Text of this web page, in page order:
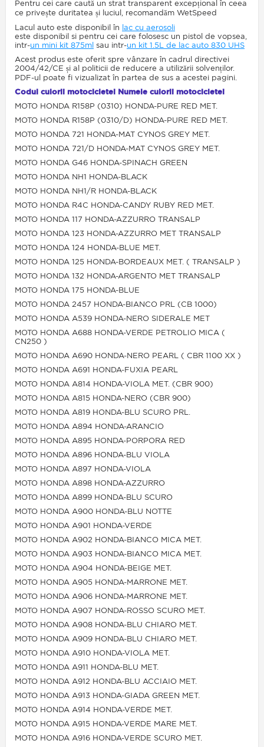
Pentru cei care caută un strat transparent excepțional în ceea
ce privește duritatea și luciul, recomandăm WetSpeed
Lacul auto este disponibil în lac cu aerosoli
este disponibil si pentru cei care folosesc un pistol de vopsea,
intr-un mini kit 875ml sau intr-un kit 1.5L de lac auto 830 UHS
Acest produs este oferit spre vânzare în cadrul directivei
2004/42/CE și al politicii de reducere a utilizării solvenților.
PDF-ul poate fi vizualizat în partea de sus a acestei pagini.
Codul culorii motocicletei Numele culorii motocicletei
MOTO HONDA R158P (0310) HONDA-PURE RED MET.
MOTO HONDA R158P (0310/D) HONDA-PURE RED MET.
MOTO HONDA 721 HONDA-MAT CYNOS GREY MET.
MOTO HONDA 721/D HONDA-MAT CYNOS GREY MET.
MOTO HONDA G46 HONDA-SPINACH GREEN
MOTO HONDA NH1 HONDA-BLACK
MOTO HONDA NH1/R HONDA-BLACK
MOTO HONDA R4C HONDA-CANDY RUBY RED MET.
MOTO HONDA 117 HONDA-AZZURRO TRANSALP
MOTO HONDA 123 HONDA-AZZURRO MET TRANSALP
MOTO HONDA 124 HONDA-BLUE MET.
MOTO HONDA 125 HONDA-BORDEAUX MET. ( TRANSALP )
MOTO HONDA 132 HONDA-ARGENTO MET TRANSALP
MOTO HONDA 175 HONDA-BLUE
MOTO HONDA 2457 HONDA-BIANCO PRL (CB 1000)
MOTO HONDA A539 HONDA-NERO SIDERALE MET
MOTO HONDA A688 HONDA-VERDE PETROLIO MICA (
CN250 )
MOTO HONDA A690 HONDA-NERO PEARL ( CBR 1100 XX )
MOTO HONDA A691 HONDA-FUXIA PEARL
MOTO HONDA A814 HONDA-VIOLA MET. (CBR 900)
MOTO HONDA A815 HONDA-NERO (CBR 900)
MOTO HONDA A819 HONDA-BLU SCURO PRL.
MOTO HONDA A894 HONDA-ARANCIO
MOTO HONDA A895 HONDA-PORPORA RED
MOTO HONDA A896 HONDA-BLU VIOLA
MOTO HONDA A897 HONDA-VIOLA
MOTO HONDA A898 HONDA-AZZURRO
MOTO HONDA A899 HONDA-BLU SCURO
MOTO HONDA A900 HONDA-BLU NOTTE
MOTO HONDA A901 HONDA-VERDE
MOTO HONDA A902 HONDA-BIANCO MICA MET.
MOTO HONDA A903 HONDA-BIANCO MICA MET.
MOTO HONDA A904 HONDA-BEIGE MET.
MOTO HONDA A905 HONDA-MARRONE MET.
MOTO HONDA A906 HONDA-MARRONE MET.
MOTO HONDA A907 HONDA-ROSSO SCURO MET.
MOTO HONDA A908 HONDA-BLU CHIARO MET.
MOTO HONDA A909 HONDA-BLU CHIARO MET.
MOTO HONDA A910 HONDA-VIOLA MET.
MOTO HONDA A911 HONDA-BLU MET.
MOTO HONDA A912 HONDA-BLU ACCIAIO MET.
MOTO HONDA A913 HONDA-GIADA GREEN MET.
MOTO HONDA A914 HONDA-VERDE MET.
MOTO HONDA A915 HONDA-VERDE MARE MET.
MOTO HONDA A916 HONDA-VERDE SCURO MET.